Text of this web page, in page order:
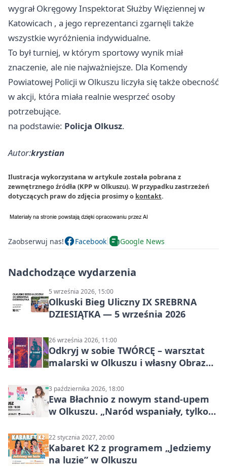
wygrał Okręgowy Inspektorat Służby Więziennej w
Katowicach , a jego reprezentanci zgarnęli także
wszystkie wyróżnienia indywidualne.
To był turniej, w którym sportowy wynik miał
znaczenie, ale nie najważniejsze. Dla Komendy
Powiatowej Policji w Olkuszu liczyła się także obecność
w akcji, która miała realnie wesprzeć osoby
potrzebujące.
na podstawie: Policja Olkusz.
Autor:krystian
Ilustracja wykorzystana w artykule została pobrana z
zewnętrznego źródła (KPP w Olkuszu). W przypadku zastrzeżeń
dotyczących praw do zdjęcia prosimy o kontakt.
Zaobserwuj nas! Facebook Google News
Nadchodzące wydarzenia
5 września 2026, 15:00
Olkuski Bieg Uliczny IX SREBRNA
DZIESIĄTKA — 5 września 2026
26 września 2026, 11:00
Odkryj w sobie TWÓRCĘ – warsztat
malarski w Olkuszu i własny Obraz
3 października 2026, 18:00
Ewa Błachnio z nowym stand-upem
w Olkuszu. „Naród wspaniały, tylko
22 stycznia 2027, 20:00
Kabaret K2 z programem „Jedziemy
na luzie” w Olkuszu